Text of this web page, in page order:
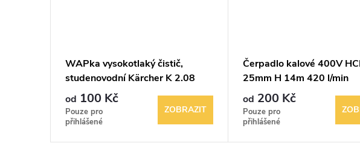
WAPka vysokotlaký čistič,
studenovodní Kärcher K 2.08
100bar
od 100 Kč
Pouze pro
přihlášené
ZOBRAZIT
Čerpadlo kalové 400V
25mm H 14m 420 l/min
od 200 Kč
Pouze pro
přihlášené